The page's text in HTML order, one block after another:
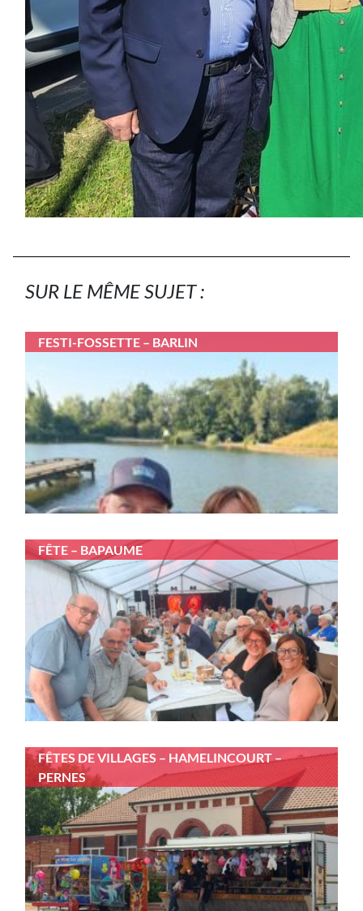
SUR LE MÊME SUJET :
FESTI-FOSSETTE – BARLIN
FÊTE – BAPAUME
FÊTES DE VILLAGES – HAMELINCOURT –
PERNES